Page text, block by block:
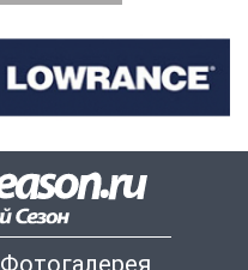
Фотогалерея